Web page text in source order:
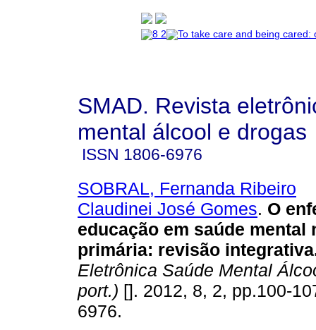
SMAD. Revista
mental álcool e drogas
ISSN 1806-6976
SOBRAL, Fernanda Ribeiro
Claudinei José Gomes. O
educação em saúde mental
primária: revisão integrativa
Eletrônica Saúde Mental
port.) []. 2012, 8, 2, pp.100-
6976.